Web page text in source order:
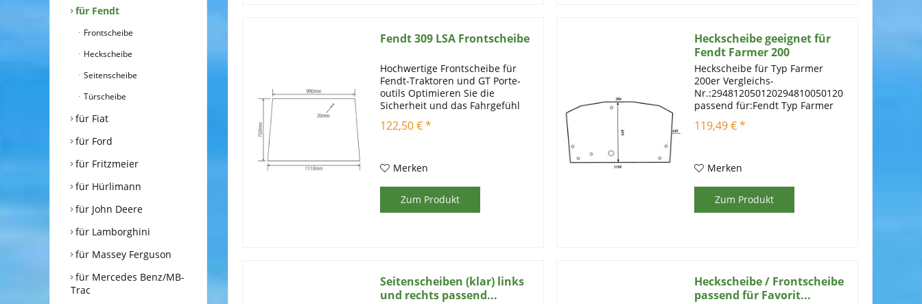
für Fendt
Frontscheibe
Heckscheibe
Seitenscheibe
Türscheibe
für Fiat
für Ford
für Fritzmeier
für Hürlimann
für John Deere
für Lamborghini
für Massey Ferguson
für Mercedes Benz/MB-
Trac
Fendt 309 LSA Frontscheibe
Hochwertige Frontscheibe für
Fendt-Traktoren und GT Porte-
outils Optimieren Sie die
Sicherheit und das Fahrgefühl
Ihrer Fendt-Maschinen mit
unserer klaren, robusten
klare...
122,50 € *
Merken
Zum Produkt
Heckscheibe geeignet für
Fendt Farmer 200
Heckscheibe für Typ Farmer
200er Vergleichs-
Nr.:294812050120294810050120
passend für:Fendt Typ Farmer
200 Kabinentypen:Farmer 240-
285 S
klarStärke: 6 mm
119,49 € *
Merken
Zum Produkt
Seitenscheiben (klar) links
und rechts passend...
Heckscheibe / Frontscheibe
passend für Favorit...